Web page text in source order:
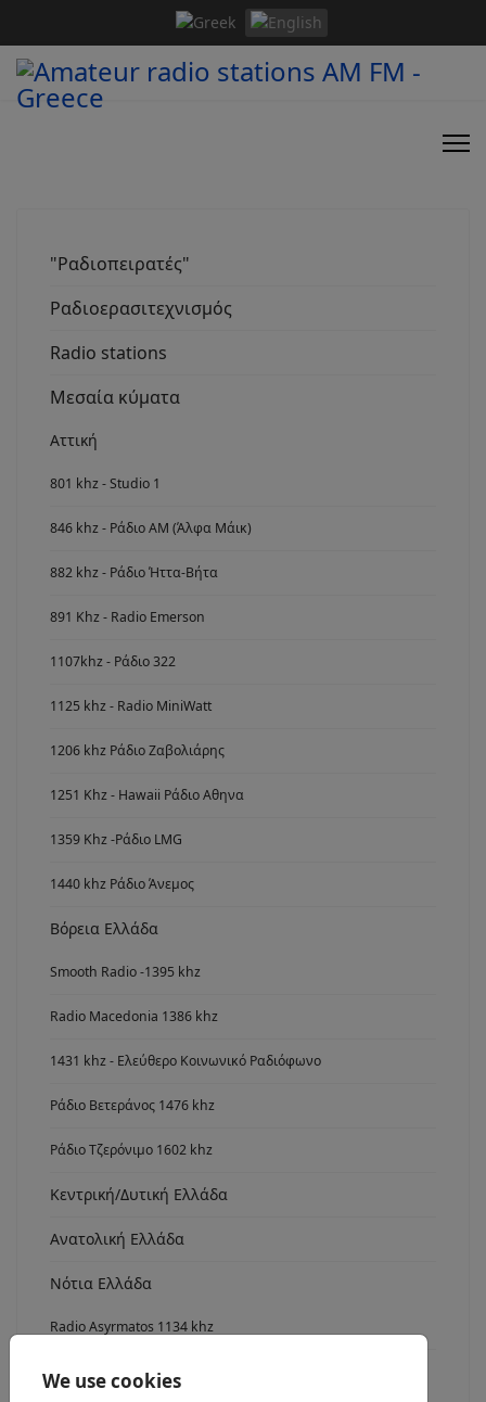
"Ραδιοπειρατές"
Ραδιοερασιτεχνισμός
Radio stations
Μεσαία κύματα
Αττική
801 khz - Studio 1
846 khz - Ράδιο ΑΜ (Άλφα Μάικ)
882 khz - Ράδιο Ήττα-Βήτα
891 Khz - Radio Emerson
1107khz - Ράδιο 322
1125 khz - Radio MiniWatt
1206 khz Ράδιο Ζαβολιάρης
1251 Khz - Hawaii Ράδιο Αθηνα
1359 Khz -Ράδιο LMG
1440 khz Ράδιο Άνεμος
Βόρεια Ελλάδα
Smooth Radio -1395 khz
Radio Macedonia 1386 khz
1431 khz - Ελεύθερο Κοινωνικό Ραδιόφωνο
Ράδιο Βετεράνος 1476 khz
Ράδιο Τζερόνιμο 1602 khz
Κεντρική/Δυτική Ελλάδα
Ανατολική Ελλάδα
Νότια Ελλάδα
Radio Asyrmatos 1134 khz
FM stereo
We use cookies